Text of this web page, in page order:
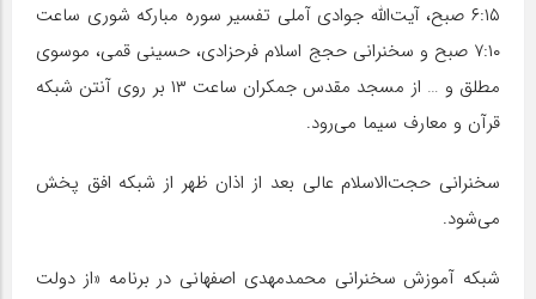
۶:۱۵ صبح، آیت‌الله جوادی آملی تفسیر سوره مبارکه شوری ساعت
۷:۱۰ صبح و سخنرانی حجج اسلام فرحزادی، حسینی قمی، موسوی
مطلق و … از مسجد مقدس جمکران ساعت ۱۳ بر روی آنتن شبکه
قرآن و معارف سیما می‌رود.
سخنرانی حجت‌الاسلام عالی بعد از اذان ظهر از شبکه افق پخش
می‌شود.
شبکه آموزش سخنرانی محمدمهدی اصفهانی در برنامه «از دولت